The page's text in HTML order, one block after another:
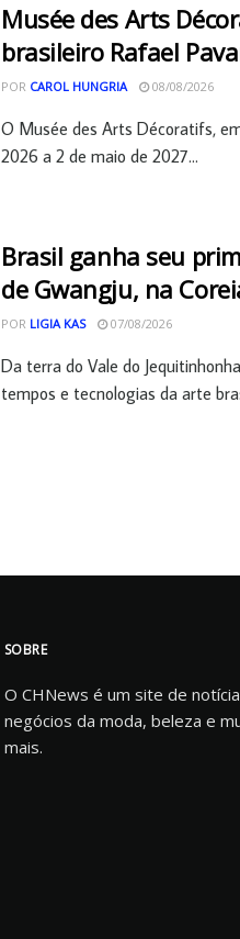
Musée des Arts
brasileiro Rafael
POR CAROL HUNGRIA 08/08/2026
O Musée des Arts Décoratifs,
2026 a 2 de maio de 2027...
Brasil ganha seu
de Gwangju, na
POR LIGIA KAS 07/08/2026
Da terra do Vale do
tempos e tecnologias da arte
SOBRE
O CHNews é um site de
negócios da moda, beleza e
mais.